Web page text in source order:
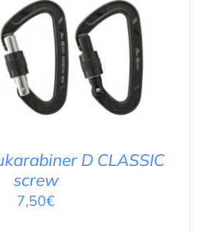
D CLASSIC
screw
7,50€